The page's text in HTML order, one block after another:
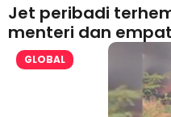
Jet peribadi
menteri dan
GLOBAL